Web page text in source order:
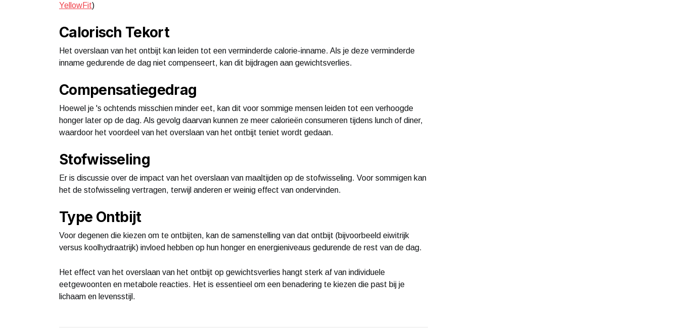
YellowFit)
Calorisch Tekort
Het overslaan van het ontbijt kan leiden tot een verminderde calorie-inname. Als je deze verminderde
inname gedurende de dag niet compenseert, kan dit bijdragen aan gewichtsverlies.
Compensatiegedrag
Hoewel je 's ochtends misschien minder eet, kan dit voor sommige mensen leiden tot een verhoogde
honger later op de dag. Als gevolg daarvan kunnen ze meer calorieën consumeren tijdens lunch of diner,
waardoor het voordeel van het overslaan van het ontbijt teniet wordt gedaan.
Stofwisseling
Er is discussie over de impact van het overslaan van maaltijden op de stofwisseling. Voor sommigen kan
het de stofwisseling vertragen, terwijl anderen er weinig effect van ondervinden.
Type Ontbijt
Voor degenen die kiezen om te ontbijten, kan de samenstelling van dat ontbijt (bijvoorbeeld eiwitrijk
versus koolhydraatrijk) invloed hebben op hun honger en energieniveaus gedurende de rest van de dag.
Het effect van het overslaan van het ontbijt op gewichtsverlies hangt sterk af van individuele
eetgewoonten en metabole reacties. Het is essentieel om een benadering te kiezen die past bij je
lichaam en levensstijl.